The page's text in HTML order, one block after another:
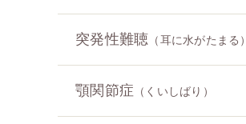
突発性難聴 （耳に水がたまる）
顎関節症 （くいしばり）